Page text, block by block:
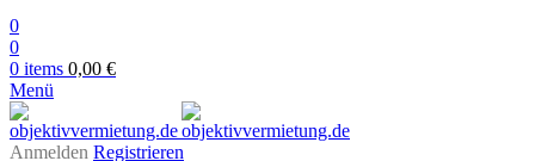
0
0
0 items 0,00 €
Menü
Anmelden Registrieren